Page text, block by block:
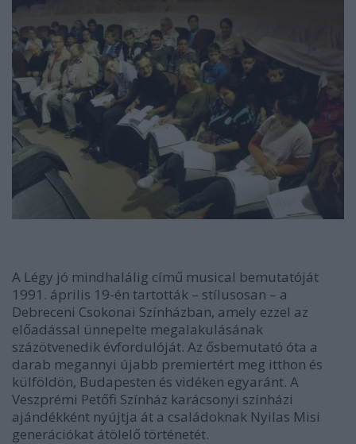
A Légy jó mindhalálig című musical bemutatóját
1991. április 19-én tartották – stílusosan – a
Debreceni Csokonai Színházban, amely ezzel az
előadással ünnepelte megalakulásának
százötvenedik évfordulóját. Az ősbemutató óta a
darab megannyi újabb premiertért meg itthon és
külföldön, Budapesten és vidéken egyaránt. A
Veszprémi Petőfi Színház karácsonyi színházi
ajándékként nyújtja át a családoknak Nyilas Misi
generációkat átölelő történetét.